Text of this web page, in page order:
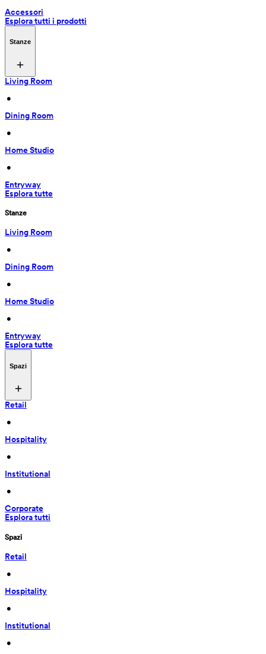
Accessori
Esplora tutti i prodotti
Stanze
Living Room
•
Dining Room
•
Home Studio
•
Entryway
Esplora tutte
Stanze
Living Room
•
Dining Room
•
Home Studio
•
Entryway
Esplora tutte
Spazi
Retail
•
Hospitality
•
Institutional
•
Corporate
Esplora tutti
Spazi
Retail
•
Hospitality
•
Institutional
•